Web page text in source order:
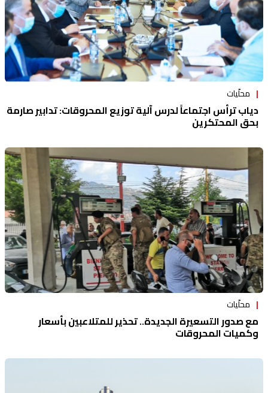
محلّيات
دياب ترأس اجتماعاً لدرس آلية توزيع المحروقات: تدابير صارمة
بحق المحتكرين
محلّيات
مع صدور التسعيرة الجديدة.. تحذير للمتلاعبين بأسعار
وكميات المحروقات